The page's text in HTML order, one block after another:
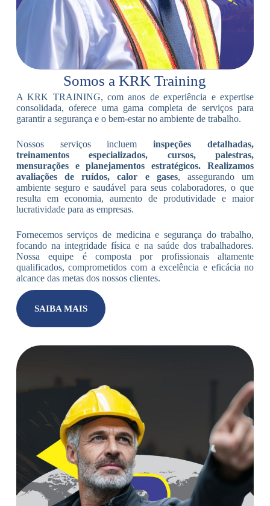
Somos a KRK Training
A KRK TRAINING, com anos de experiência e expertise
consolidada, oferece uma gama completa de serviços para
garantir a segurança e o bem-estar no ambiente de trabalho.
Nossos serviços inclueminspeções detalhadas,
treinamentos especializados, cursos, palestras,
mensurações e planejamentos estratégicos. Realizamos
avaliações de ruídos, calor e gases, assegurando um
ambiente seguro e saudável para seus colaboradores, o que
resulta em economia, aumento de produtividade e maior
lucratividade para as empresas.
Fornecemos serviços de medicina e segurança do trabalho,
focando na integridade física e na saúde dos trabalhadores.
Nossa equipe é composta por profissionais altamente
qualificados, comprometidos com a excelência e eficácia no
alcance das metas dos nossos clientes.
SAIBA MAIS